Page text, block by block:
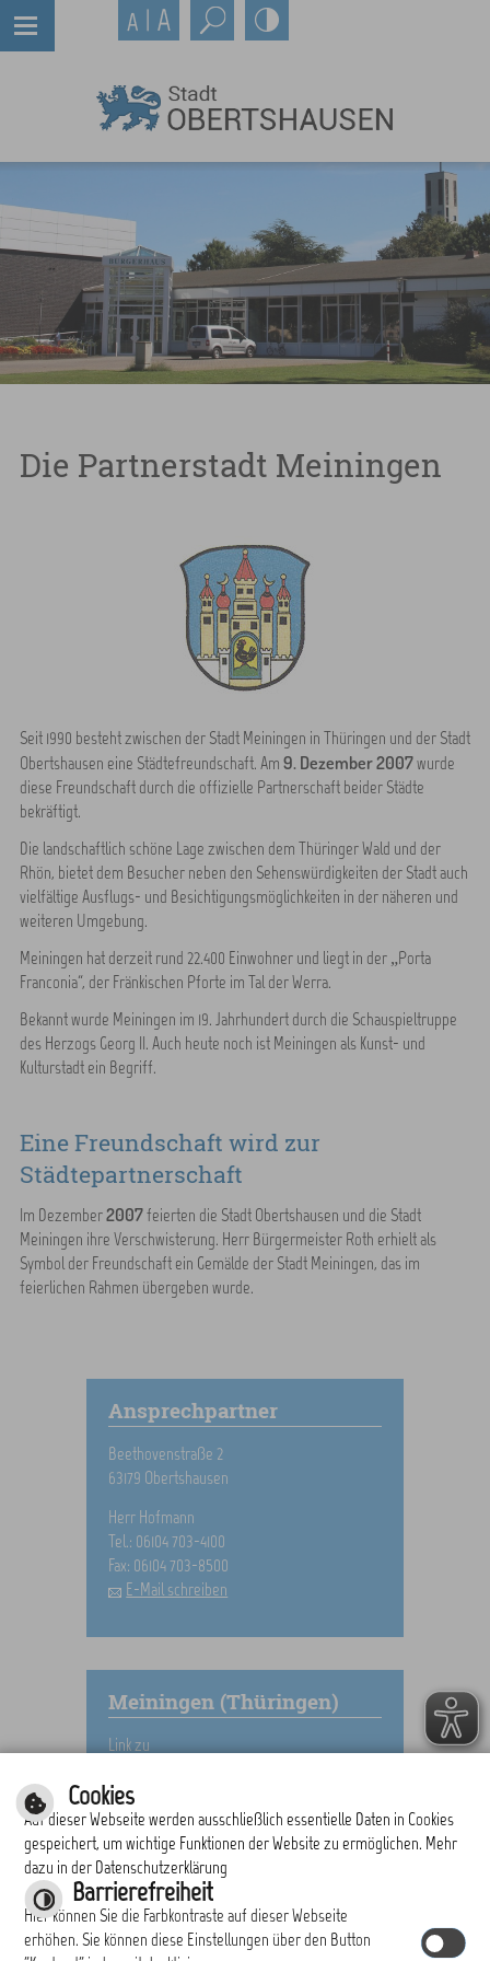
Die Partnerstadt Meiningen
Seit 1990 besteht zwischen der Stadt Meiningen in Thüringen und der Stadt
Obertshausen eine Städtefreundschaft. Am 9. Dezember 2007wurde
diese Freundschaft durch die offizielle Partnerschaft beider Städte
bekräftigt.
Die landschaftlich schöne Lage zwischen dem Thüringer Wald und der
Rhön, bietet dem Besucher neben den Sehenswürdigkeiten der Stadt auch
vielfältige Ausflugs- und Besichtigungsmöglichkeiten in der näheren und
weiteren Umgebung.
Meiningen hat derzeit rund 22.400 Einwohner und liegt in der „Porta
Franconia“, der Fränkischen Pforte im Tal der Werra.
Bekannt wurde Meiningen im 19. Jahrhundert durch die Schauspieltruppe
des Herzogs Georg II. Auch heute noch ist Meiningen als Kunst- und
Kulturstadt ein Begriff.
Eine Freundschaft wird zur
Städtepartnerschaft
Im Dezember2007feierten die Stadt Obertshausen und die Stadt
Meiningen ihre Verschwisterung. Herr Bürgermeister Roth erhielt als
Symbol der Freundschaft ein Gemälde der Stadt Meiningen, das im
feierlichen Rahmen übergeben wurde.
Ansprechpartner
Beethovenstraße 2
63179 Obertshausen
Herr Hofmann
Tel.: 06104 703-4100
Fax: 06104 703-8500
E-Mail schreiben
Meiningen (Thüringen)
Link zu
Cookies
Auf dieser Webseite werden ausschließlich essentielle Daten in Cookies
gespeichert, um wichtige Funktionen der Website zu ermöglichen. Mehr
dazu in der Datenschutzerklärung
Barrierefreiheit
Hier können Sie die Farbkontraste auf dieser Webseite
erhöhen. Sie können diese Einstellungen über den Button